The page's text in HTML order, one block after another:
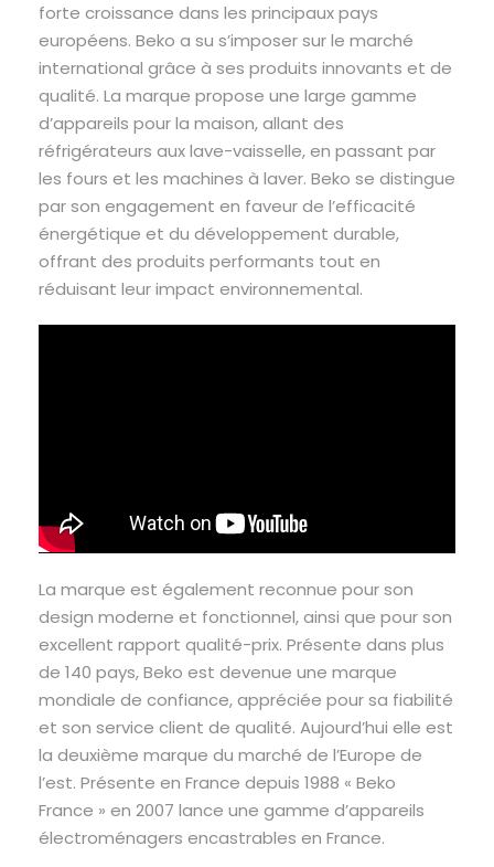
forte croissance dans les principaux pays
européens. Beko a su s’imposer sur le marché
international grâce à ses produits innovants et de
qualité. La marque propose une large gamme
d’appareils pour la maison, allant des
réfrigérateurs aux lave-vaisselle, en passant par
les fours et les machines à laver. Beko se distingue
par son engagement en faveur de l’efficacité
énergétique et du développement durable,
offrant des produits performants tout en
réduisant leur impact environnemental.
La marque est également reconnue pour son
design moderne et fonctionnel, ainsi que pour son
excellent rapport qualité-prix. Présente dans plus
de 140 pays, Beko est devenue une marque
mondiale de confiance, appréciée pour sa fiabilité
et son service client de qualité. Aujourd’hui elle est
la deuxième marque du marché de l’Europe de
l’est. Présente en France depuis 1988 « Beko
France » en 2007 lance une gamme d’appareils
électroménagers encastrables en France.